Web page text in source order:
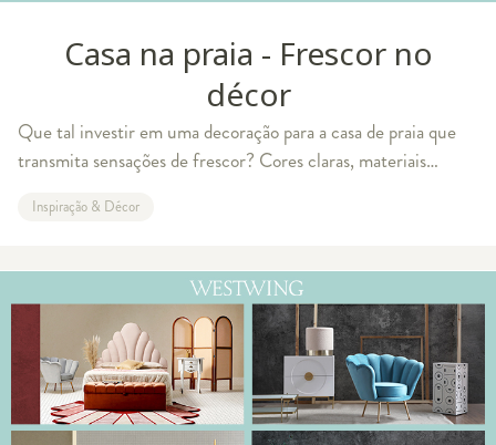
Casa na praia - Frescor no
décor
Que tal investir em uma decoração para a casa de praia que
transmita sensações de frescor? Cores claras, materiais
ambiente que irá inspira
Inspiração & Décor